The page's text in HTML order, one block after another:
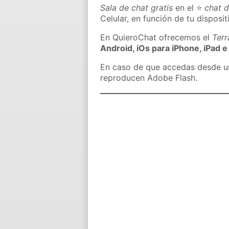
Sala de chat gratis en el ⭐chat
Celular, en función de tu
En QuieroChat ofrecemos el
Android, iOs para iPhone, iPad
En caso de que accedas desde
reproducen Adobe Flash.